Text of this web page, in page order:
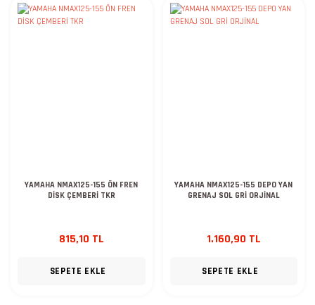
YAMAHA NMAX125-155 ÖN FREN
DİSK ÇEMBERİ TKR
815,10 TL
SEPETE EKLE
YAMAHA NMAX125-155 DEPO YAN
GRENAJ SOL GRİ ORJİNAL
1.160,90 TL
SEPETE EKLE